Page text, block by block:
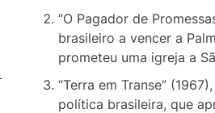
“O Pagador de
brasileiro a vencer a
prometeu uma igreja a
“Terra em Transe”
política brasileira, que